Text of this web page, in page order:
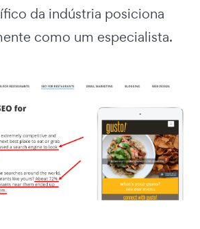
da indústria posiciona
como um especialista.